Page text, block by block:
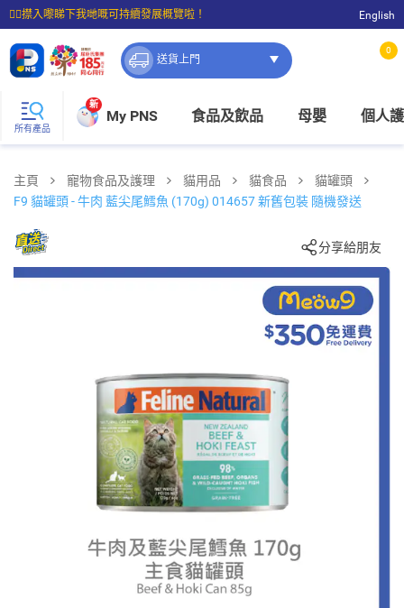
☝🏼㩒入嚟睇下我哋嘅可持續發展概覽啦！
⭐購物滿$399即享免費送貨；滿$100即可免費店取。
English
送貨上門
0
所有產品
新
My PNS 食品及飲品 母嬰 個人
主頁 寵物食品及護理 貓用品 貓食品
貓罐頭
F9 貓罐頭 - 牛肉 藍尖尾鱈魚 (170g) 014657 新舊包裝 隨機發送
分享給朋友